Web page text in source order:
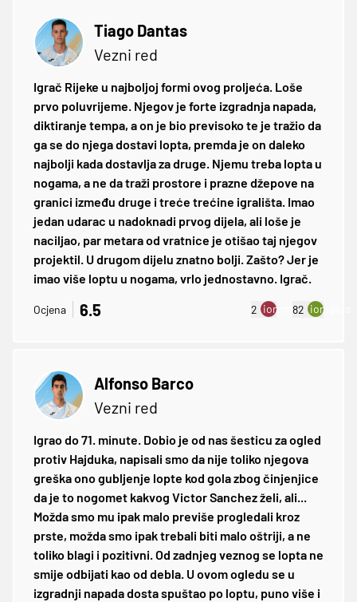
Tiago Dantas
Vezni red
Igrač Rijeke u najboljoj formi ovog proljeća. Loše
prvo poluvrijeme. Njegov je forte izgradnja napada,
diktiranje tempa, a on je bio previsoko te je tražio da
ga se do njega dostavi lopta, premda je on daleko
najbolji kada dostavlja za druge. Njemu treba lopta u
nogama, a ne da traži prostore i prazne džepove na
granici između druge i treće trećine igrališta. Imao
jedan udarac u nadoknadi prvog dijela, ali loše je
naciljao, par metara od vratnice je otišao taj njegov
projektil. U drugom dijelu znatno bolji. Zašto? Jer je
imao više loptu u nogama, vrlo jednostavno. Igrač.
Ocjena 6.5 2 ion:minus
82 ion:plus
Alfonso Barco
Vezni red
Igrao do 71. minute. Dobio je od nas šesticu za ogled
protiv Hajduka, napisali smo da nije toliko njegova
greška ono gubljenje lopte kod gola zbog činjenjice
da je to nogomet kakvog Victor Sanchez želi, ali...
Možda smo mu ipak malo previše progledali kroz
prste, možda smo ipak trebali biti malo oštriji, a ne
toliko blagi i pozitivni. Od zadnjeg veznog se lopta ne
smije odbijati kao od debla. U ovom ogledu se u
izgradnji napada dosta spuštao po loptu, puno više i